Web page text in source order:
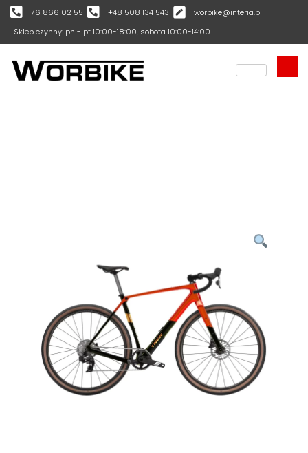
76 866 02 55 +48 508 134 543
worbike@interia.pl
Sklep czynny: pn - pt 10:00-18:00, sobota 10:00-14:00